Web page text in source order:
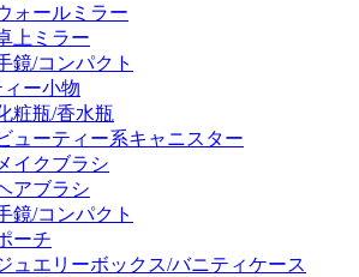
ォールミラー
上ミラー
鏡/コンパクト
ィー小物
粧瓶/香水瓶
ューティー系キャニスター
イクブラシ
アブラシ
鏡/コンパクト
ーチ
ュエリーボックス/バニティケース